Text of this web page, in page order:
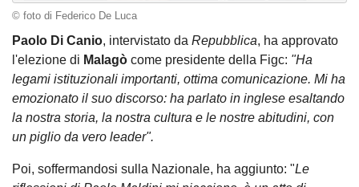
© foto di Federico De Luca
Paolo Di Canio, intervistato da Repubblica, ha approvato
l'elezione di Malagò come presidente della Figc: "Ha
legami istituzionali importanti, ottima comunicazione. Mi ha
emozionato il suo discorso: ha parlato in inglese esaltando
la nostra storia, la nostra cultura e le nostre abitudini, con
un piglio da vero leader".
Poi, soffermandosi sulla Nazionale, ha aggiunto: "Le